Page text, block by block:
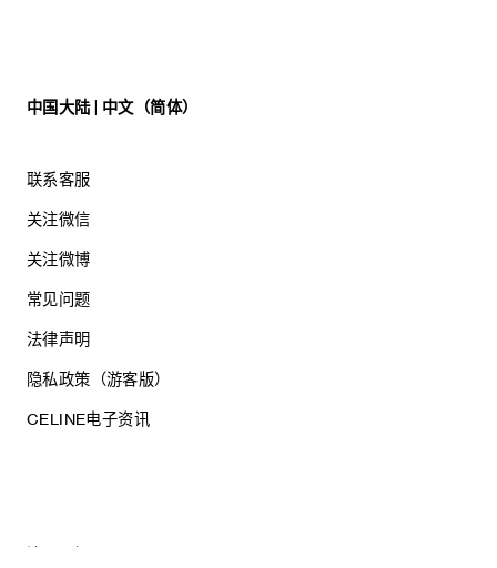
中国大陆 | 中文（简体）
联系客服
关注微信
关注微博
常见问题
法律声明
隐私政策（游客版）
CELINE电子资讯